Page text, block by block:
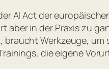
AI Act der
in der Praxis zu
Werkzeuge,
die eigene